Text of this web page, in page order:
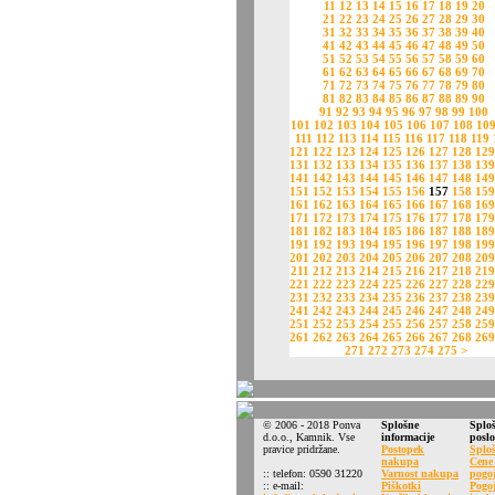
11 12 13 14 15 16 17 18 19 20
21 22 23 24 25 26 27 28 29 30
31 32 33 34 35 36 37 38 39 40
41 42 43 44 45 46 47 48 49 50
51 52 53 54 55 56 57 58 59 60
61 62 63 64 65 66 67 68 69 70
71 72 73 74 75 76 77 78 79 80
81 82 83 84 85 86 87 88 89 90
91 92 93 94 95 96 97 98 99 100
101 102 103 104 105 106 107 108 109
111 112 113 114 115 116 117 118 119
121 122 123 124 125 126 127 128 129
131 132 133 134 135 136 137 138 139
141 142 143 144 145 146 147 148 149
151 152 153 154 155 156 157 158 159
161 162 163 164 165 166 167 168 169
171 172 173 174 175 176 177 178 179
181 182 183 184 185 186 187 188 189
191 192 193 194 195 196 197 198 199
201 202 203 204 205 206 207 208 209
211 212 213 214 215 216 217 218 219
221 222 223 224 225 226 227 228 229
231 232 233 234 235 236 237 238 239
241 242 243 244 245 246 247 248 249
251 252 253 254 255 256 257 258 259
261 262 263 264 265 266 267 268 269
271 272 273 274 275 >
© 2006 - 2018 Ponva
d.o.o., Kamnik. Vse
pravice pridržane.
:: telefon: 0590 31220
:: e-mail:
Splošne
informacije
Postopek
nakupa
Varnost nakupa
Piškotki